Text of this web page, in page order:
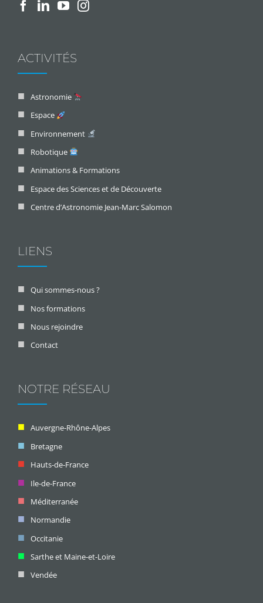
ACTIVITÉS
Astronomie
Espace
Environnement
Robotique
Animations & Formations
Espace des Sciences et de Découverte
Centre d’Astronomie Jean-Marc Salomon
LIENS
Qui sommes-nous ?
Nos formations
Nous rejoindre
Contact
NOTRE RÉSEAU
Auvergne-Rhône-Alpes
Bretagne
Hauts-de-France
Ile-de-France
Méditerranée
Normandie
Occitanie
Sarthe et Maine-et-Loire
Vendée